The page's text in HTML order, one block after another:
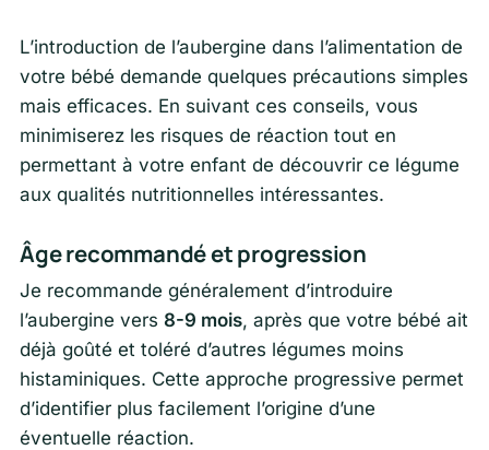
L’introduction de l’aubergine dans l’alimentation de
votre bébé demande quelques précautions simples
mais efficaces. En suivant ces conseils, vous
minimiserez les risques de réaction tout en
permettant à votre enfant de découvrir ce légume
aux qualités nutritionnelles intéressantes.
Âge recommandé et progression
Je recommande généralement d’introduire
l’aubergine vers 8-9 mois, après que votre bébé ait
déjà goûté et toléré d’autres légumes moins
histaminiques. Cette approche progressive permet
d’identifier plus facilement l’origine d’une
éventuelle réaction.